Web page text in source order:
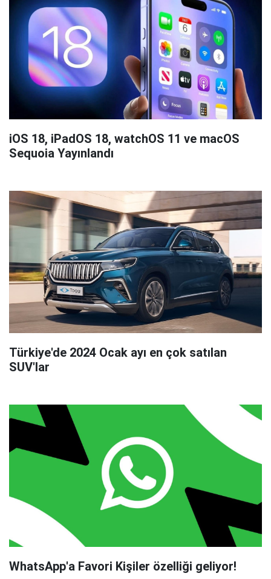
iOS 18, iPadOS 18, watchOS 11 ve macOS
Sequoia Yayınlandı
Türkiye'de 2024 Ocak ayı en çok satılan
SUV'lar
WhatsApp'a Favori Kişiler özelliği geliyor!